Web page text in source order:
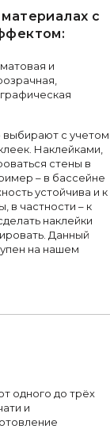
с
и
с учетом
Наклейками,
стены в
– в бассейне
устойчива и к
в частности – к
наклейки
Данный
на нашем
одного до трёх
и